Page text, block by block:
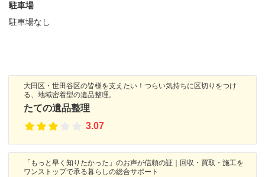
駐車場
駐車場なし
大田区・世田谷区の皆様を支えたい！つらい気持ちに区切りをつけ
る、地域密着型の遺品整理。
たての遺品整理
3.07
「もっと早く知りたかった」のお声が信頼の証｜回収・買取・施工を
ワンストップで承る暮らしの総合サポート